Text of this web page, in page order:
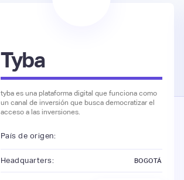
Tyba
tyba es una plataforma digital que funciona como
un canal de inversión que busca democratizar el
acceso a las inversiones.
País de origen:
Headquarters: BOGOTÁ